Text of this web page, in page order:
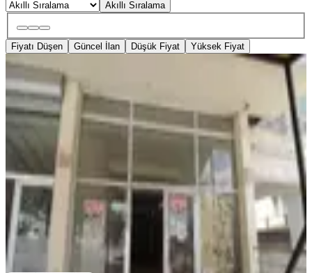
Akıllı Sıralama
Fiyatı Düşen Güncel İlan Düşük Fiyat Yüksek Fiyat
KREDİYE
Üzerinde 170m2 Satılık Dükkan!
Mamak, Çağlayan Mahallesi
Düz Giriş (Zemin) 16.05.2026
KRC GAYRİMENKUL İSMAİL KARACA
Ara